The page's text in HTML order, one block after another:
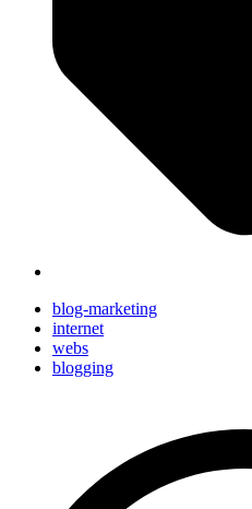
blog-marketing
internet
webs
blogging